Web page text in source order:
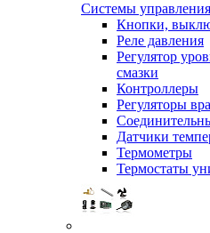
Системы
Кнопки,
Реле давления
Регулятор
смазки
Контроллеры
Регуляторы
Датчики
Термометры
Термостаты